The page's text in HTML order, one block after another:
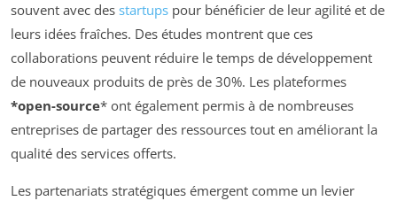
souvent avec des startups pour bénéficier de leur agilité et de
leurs idées fraîches. Des études montrent que ces
collaborations peuvent réduire le temps de développement
de nouveaux produits de près de 30%. Les plateformes
*open-source* ont également permis à de nombreuses
entreprises de partager des ressources tout en améliorant la
qualité des services offerts.
Les partenariats stratégiques émergent comme un levier